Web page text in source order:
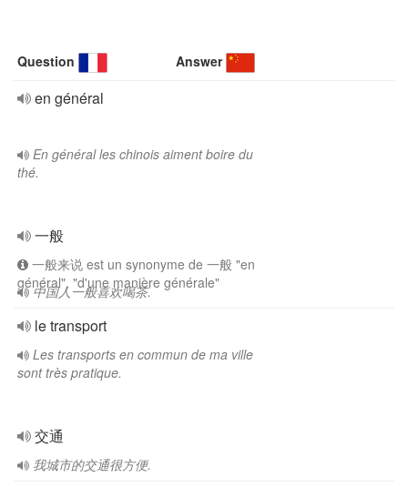
Question Answer
en général
En général les chinois aiment boire du
thé.
一般
一般来说 est un synonyme de 一般 "en
général", "d'une manière générale"
中国人一般喜欢喝茶.
le transport
Les transports en commun de ma ville
sont très pratique.
交通
我城市的交通很方便.